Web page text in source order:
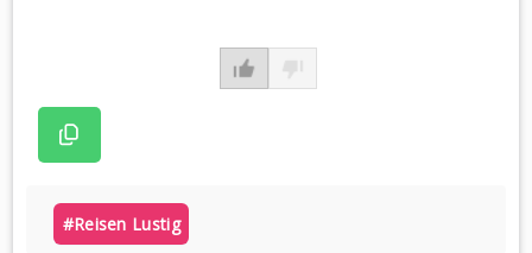
#reisen Lustig